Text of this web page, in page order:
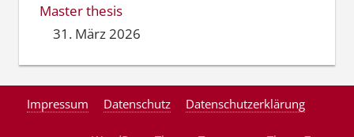
Master thesis
31. März 2026
Impressum Datenschutz Datenschutzerklärung